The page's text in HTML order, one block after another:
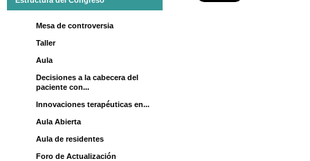
Mesa de controversia
Taller
Aula
Decisiones a la cabecera del
paciente con...
Innovaciones terapéuticas en...
Aula Abierta
Aula de residentes
Foro de Actualización